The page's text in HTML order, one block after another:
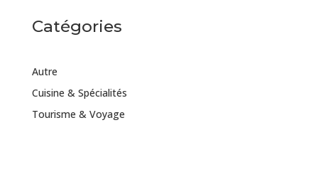
Catégories
Autre
Cuisine & Spécialités
Tourisme & Voyage